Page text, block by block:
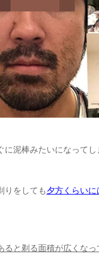
に泥棒みたいになってし
りをしても夕方くらいに
ると剃る面積が広くなっ